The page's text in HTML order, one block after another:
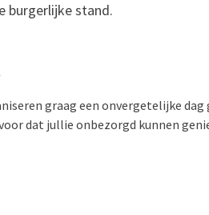
burgerlijke stand.
graag een onvergetelijke dag
dat jullie onbezorgd kunnen